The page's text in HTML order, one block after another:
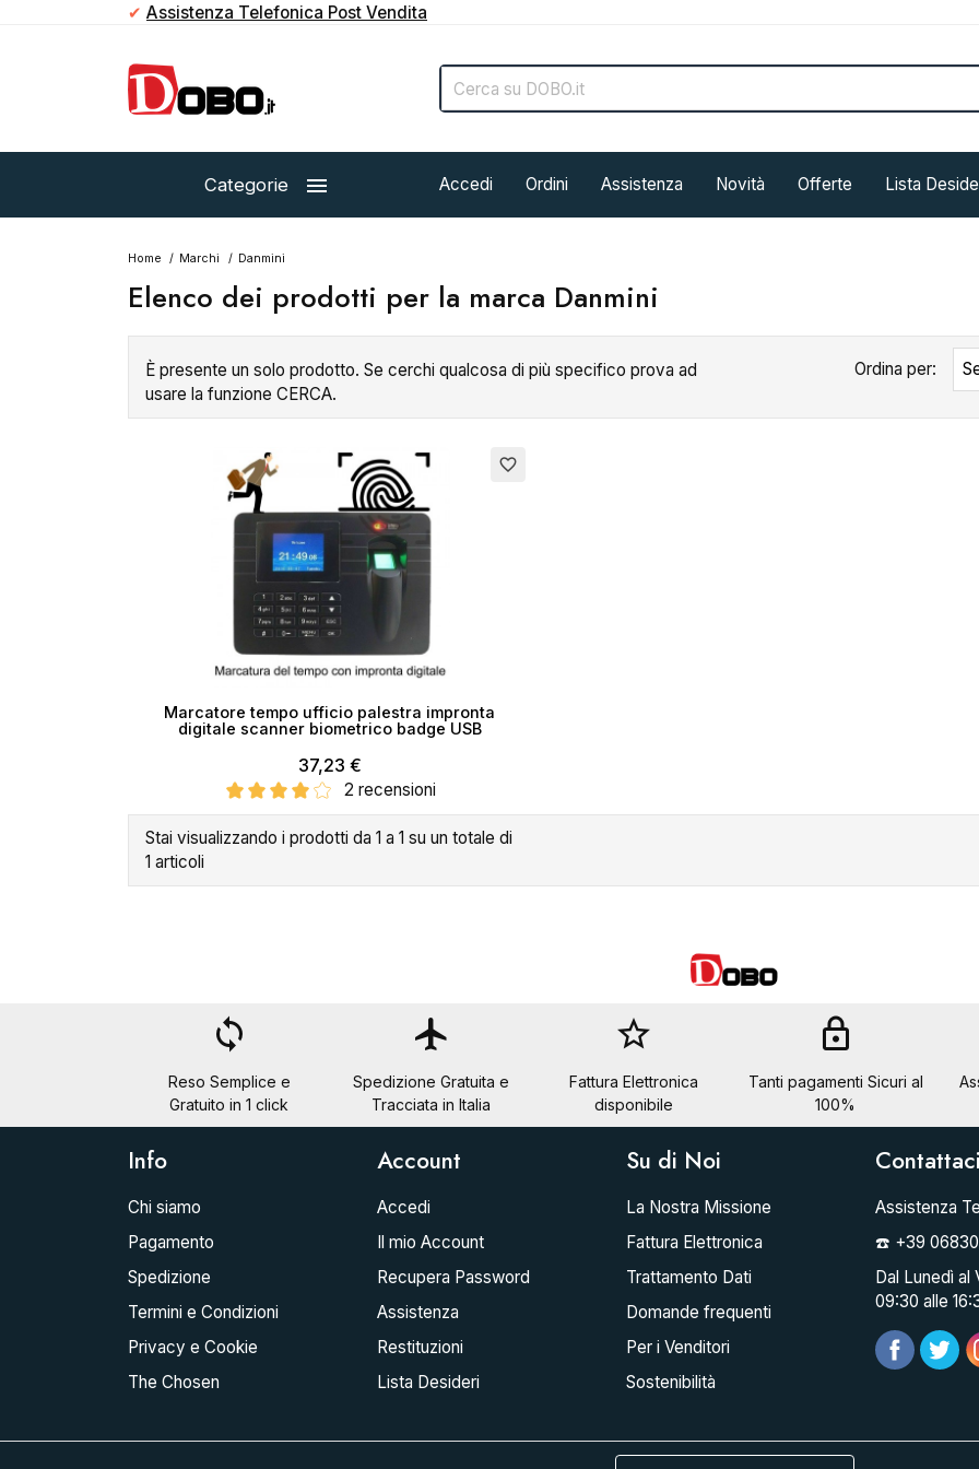
✔ Assistenza Telefonica Post Vendita
Categorie  Accedi Ordini Assistenza Novità Offerte Lista
Home Marchi Danmini
Elenco dei prodotti per la marca Danmini
È presente un solo prodotto. Se cerchi qualcosa di più specifico prova ad
usare la funzione CERCA.
Ordina per:
favorite_border
Marcatore tempo ufficio palestra impronta
digitale scanner biometrico badge USB
37,23 €
2 recensioni
Stai visualizzando i prodotti da 1 a 1 su un totale di
1 articoli
loop
Reso Semplice e
Gratuito in 1 click
flight
Spedizione Gratuita e
Tracciata in Italia
star_border
Fattura Elettronica
disponibile
lock
Tanti pagamenti Sicuri al
100%
Info
Chi siamo
Pagamento
Spedizione
Termini e Condizioni
Privacy e Cookie
The Chosen
Account
Accedi
Il mio Account
Recupera Password
Assistenza
Restituzioni
Lista Desideri
Su di Noi
La Nostra Missione
Fattura Elettronica
Trattamento Dati
Domande frequenti
Per i Venditori
Sostenibilità
Assistenza
☎️ +39
Dal Lunedì al
09:30 alle
Crea lista dei desideri